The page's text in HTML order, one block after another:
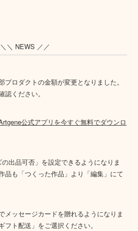
＼＼ NEWS ／／
プロダクトの金額が変更となりました。
認ください。
公式アプリを今すぐ無料でダウンロ
出品可否」を設定できるようになりま
品も「つくった作品」より「編集」にて
メッセージカードを贈れるようになりま
フト配送」をご選択ください。